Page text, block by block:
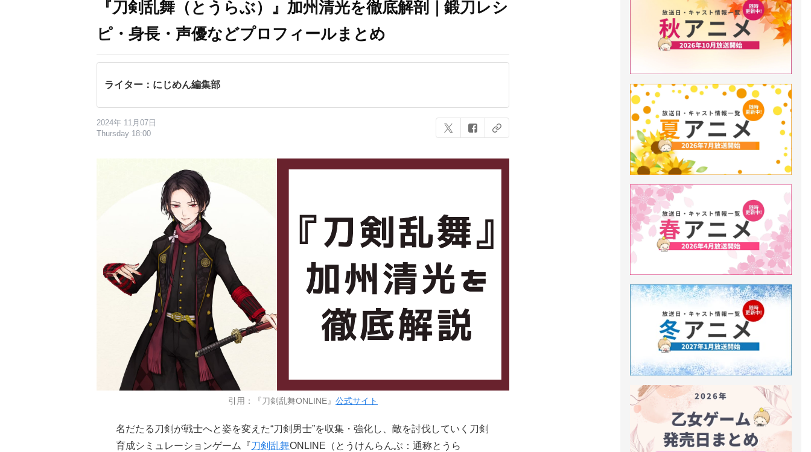
『刀剣乱舞（とうらぶ）』加州清光を徹底解剖｜鍛刀レシ
ピ・身長・声優などプロフィールまとめ
ライター：にじめん編集部
2024年 11月07日
Thursday 18:00
引用：『刀剣乱舞ONLINE』 公式サイト
名だたる刀剣が戦士へと姿を変えた“刀剣男士”を収集・強化し、敵を討伐していく刀剣
育成シミュレーションゲーム『刀剣乱舞ONLINE（とうけんらんぶ：通称とうら